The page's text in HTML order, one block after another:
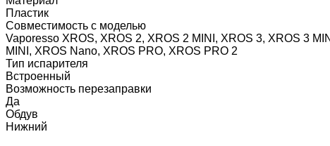
Пластик
Совместимость с моделью
Vaporesso XROS, XROS 2, XROS 2 MINI, XROS 3, XROS 3
MINI, XROS Nano, XROS PRO, XROS PRO 2
Тип испарителя
Встроенный
Возможность перезаправки
Да
Обдув
Нижний